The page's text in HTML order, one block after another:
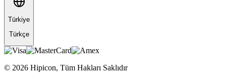
Türkiye
Türkçe
© 2026 Hipicon, Tüm Hakları Saklıdır